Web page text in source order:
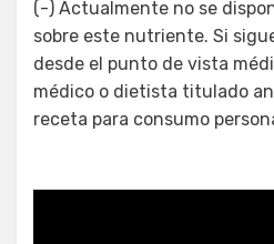
(-) Actualmente no se
sobre este nutriente. Si
desde el punto de vista
médico o dietista titulado
receta para consumo